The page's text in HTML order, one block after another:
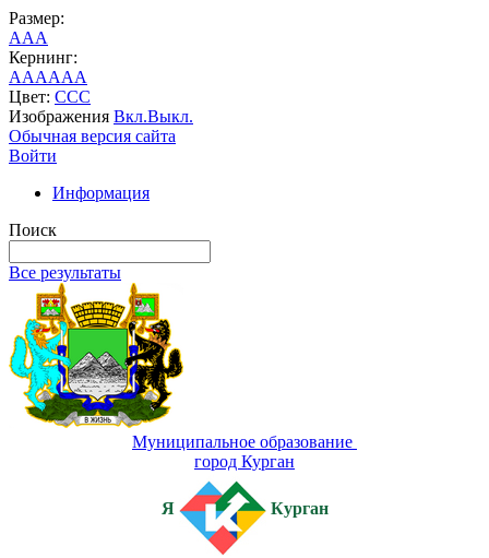
Размер:
AAA
Кернинг:
AAAAAA
Цвет: CCC
Изображения Вкл.Выкл.
Обычная версия сайта
Войти
Информация
Поиск
Все результаты
Муниципальное образование
город Курган
Я Курган